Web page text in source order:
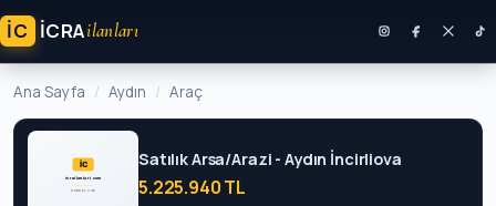
İC ICRAilanları
Ana Sayfa Aydın Araç
Satılık Arsa/Arazi - Aydın İncirliova
5.225.940 TL